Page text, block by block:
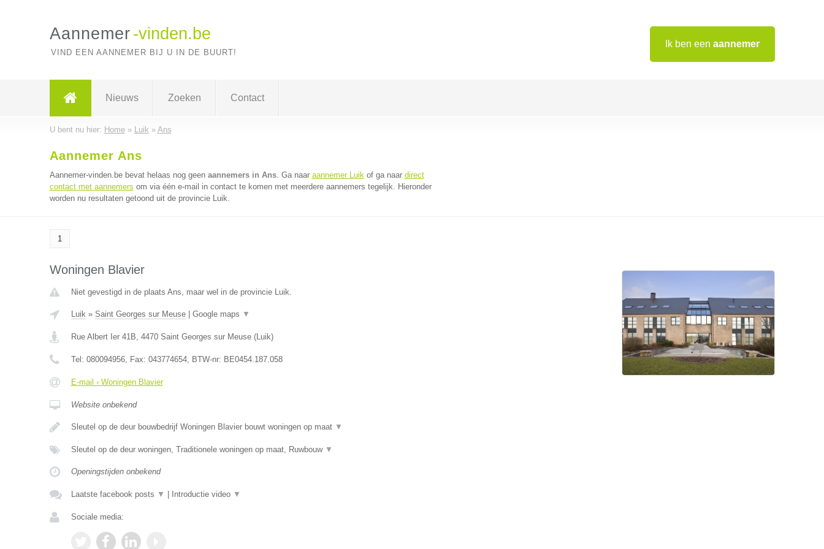
Ik ben een aannemer
Aannemer -vinden.be
VIND EEN AANNEMER BIJ U IN DE BUURT!
Nieuws Zoeken Contact
U bent nu hier: Home» Luik » Ans
Aannemer Ans
Aannemer-vinden.be bevat helaas nog geen aannemers in Ans. Ga naar aannemer Luikof ga naar direct
contact met aannemers om via één e-mail in contact te komen met meerdere aannemers tegelijk. Hieronder
worden nu resultaten getoond uit de provincie Luik.
1
Woningen Blavier
Niet gevestigd in de plaats Ans, maar wel in de provincie Luik.
Luik» Saint Georges sur Meuse| Google maps ▼
Rue Albert Ier 41B, 4470 Saint Georges sur Meuse(Luik)
Tel: 080094956, Fax: 043774654, BTW-nr: BE0454.187.058
E-mail › Woningen Blavier
Website onbekend
Sleutel op de deur bouwbedrijf Woningen Blavier bouwt woningen op maat ▼
Sleutel op de deur woningen, Traditionele woningen op maat, Ruwbouw ▼
Openingstijden onbekend
Laatste facebook posts ▼ Introductie video ▼
Sociale media: